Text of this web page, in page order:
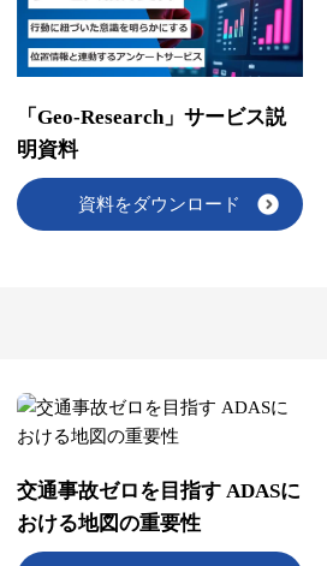
「Geo-Research」サービス説
明資料
資料をダウンロード
交通事故ゼロを目指す ADASに
おける地図の重要性